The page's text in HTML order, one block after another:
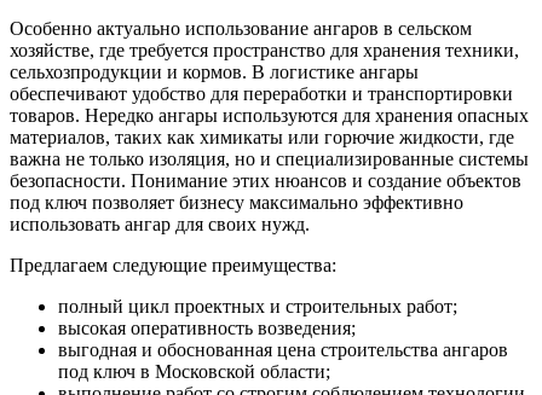
Особенно актуально использование ангаров в сельском
хозяйстве, где требуется пространство для хранения техники,
сельхозпродукции и кормов. В логистике ангары
обеспечивают удобство для переработки и транспортировки
товаров. Нередко ангары используются для хранения опасных
материалов, таких как химикаты или горючие жидкости, где
важна не только изоляция, но и специализированные системы
безопасности. Понимание этих нюансов и создание объектов
под ключ позволяет бизнесу максимально эффективно
использовать ангар для своих нужд.
Предлагаем следующие преимущества:
полный цикл проектных и строительных работ;
высокая оперативность возведения;
выгодная и обоснованная цена строительства ангаров
под ключ в Московской области;